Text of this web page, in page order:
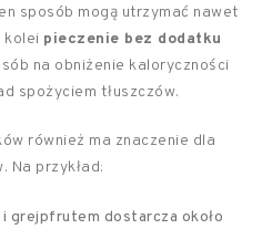
sposób mogą utrzymać nawet
kolei pieczenie bez dodatku
na obniżenie kaloryczności
spożyciem tłuszczów.
również ma znaczenie dla
Na przykład:
i grejpfrutem dostarcza około